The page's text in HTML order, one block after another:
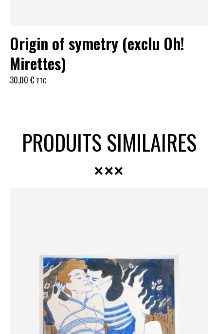
Origin of symetry (exclu Oh!
Mirettes)
30,00 € TTC
PRODUITS SIMILAIRES